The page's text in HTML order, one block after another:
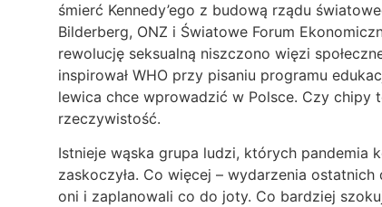
śmierć Kennedy’ego z budową rządu
Bilderberg, ONZ i Światowe Forum
rewolucję seksualną niszczono więzi
inspirował WHO przy pisaniu programu
lewica chce wprowadzić w Polsce. Czy chipy
rzeczywistość.
Istnieje wąska grupa ludzi, których pandemia
zaskoczyła. Co więcej – wydarzenia
oni i zaplanowali co do joty. Co bardziej